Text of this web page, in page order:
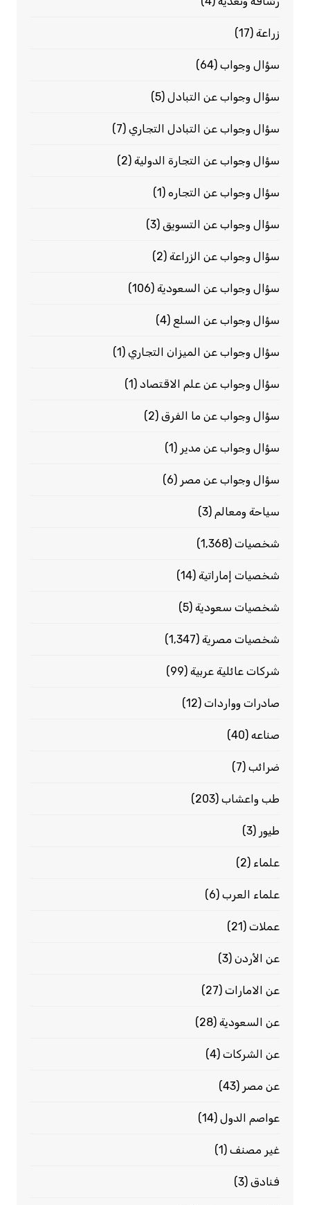
زراعة(17)
سؤال وجواب(64)
سؤال وجواب عن التبادل(5)
سؤال وجواب عن التبادل التجاري(7)
سؤال وجواب عن التجارة الدولية(2)
سؤال وجواب عن التجاره(1)
سؤال وجواب عن التسويق(3)
سؤال وجواب عن الزراعة(2)
سؤال وجواب عن السعودية(106)
سؤال وجواب عن السلع (4)
سؤال وجواب عن الميزان التجاري(1)
سؤال وجواب عن علم الاقتصاد(1)
سؤال وجواب عن ما الفرق(2)
سؤال وجواب عن مدير (1)
سؤال وجواب عن مصر (6)
سياحة ومعالم (3)
شخصيات(1٬368)
شخصيات إماراتية(14)
شخصيات سعودية(5)
شخصيات مصرية(1٬347)
شركات عائلية عربية(99)
صادرات وواردات(12)
صناعه(40)
ضرائب(7)
طب واعشاب(203)
طيور (3)
علماء (2)
علماء العرب(6)
عملات(21)
عن الأردن(3)
عن الامارات(27)
عن السعودية(28)
عن الشركات(4)
عن مصر (43)
عواصم الدول(14)
غير مصنف(1)
فنادق(3)